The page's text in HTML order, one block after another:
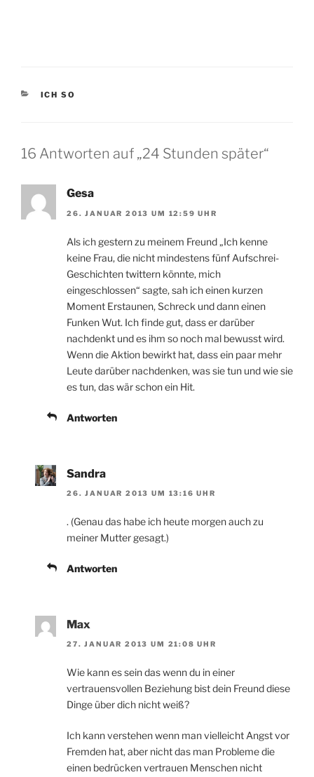
KATEGORIEN
ICH SO
16 Antworten auf „24 Stunden später“
Gesa
26. JANUAR 2013 UM 12:59 UHR
Als ich gestern zu meinem Freund „Ich kenne
keine Frau, die nicht mindestens fünf Aufschrei-
Geschichten twittern könnte, mich
eingeschlossen“ sagte, sah ich einen kurzen
Moment Erstaunen, Schreck und dann einen
Funken Wut. Ich finde gut, dass er darüber
nachdenkt und es ihm so noch mal bewusst wird.
Wenn die Aktion bewirkt hat, dass ein paar mehr
Leute darüber nachdenken, was sie tun und wie sie
es tun, das wär schon ein Hit.
Antworten
Sandra
26. JANUAR 2013 UM 13:16 UHR
. (Genau das habe ich heute morgen auch zu
meiner Mutter gesagt.)
Antworten
Max
27. JANUAR 2013 UM 21:08 UHR
Wie kann es sein das wenn du in einer
vertrauensvollen Beziehung bist dein Freund diese
Dinge über dich nicht weiß?
Ich kann verstehen wenn man vielleicht Angst vor
Fremden hat, aber nicht das man Probleme die
einen bedrücken vertrauen Menschen nicht